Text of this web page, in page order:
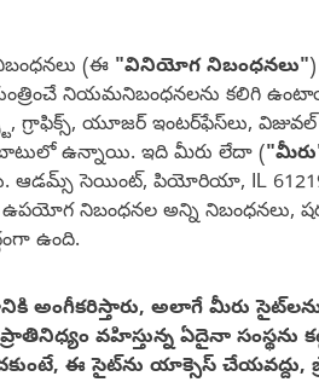
(ఈ "వినియోగ నిబంధనలు"
నియమనిబంధనలను కలిగి
యూజర్ ఇంటర్‌ఫేస్‌లు, విజువల్
ఉన్నాయి. ఇది మీరు లేదా (
ఆడమ్స్ సెయింట్, పియోరియా, IL
నిబంధనల అన్ని నిబంధనలు,
ఉంది.
అంగీకరిస్తారు, అలాగే మీరు
వహిస్తున్న ఏదైనా సంస్థను
ఈ సైట్‌ను యాక్సెస్ చేయవద్దు,